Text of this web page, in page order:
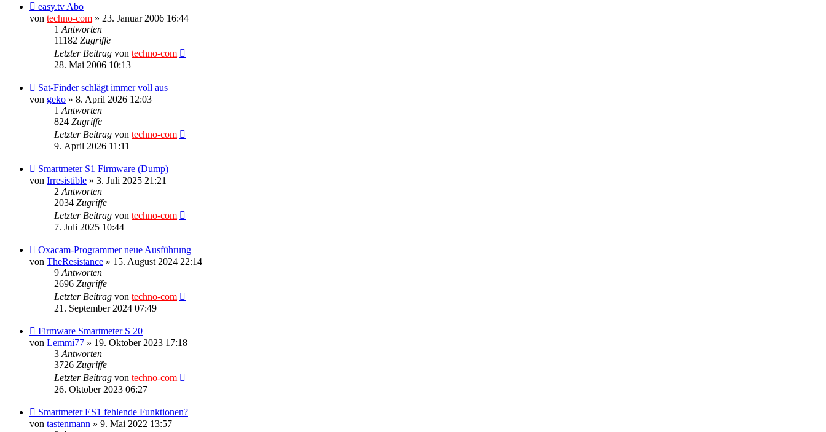
easy.tv Abo
von techno-com » 23. Januar 2006 16:44
1 Antworten
11182 Zugriffe
Letzter Beitrag von techno-com
28. Mai 2006 10:13
Sat-Finder schlägt immer voll aus
von geko » 8. April 2026 12:03
1 Antworten
824 Zugriffe
Letzter Beitrag von techno-com
9. April 2026 11:11
Smartmeter S1 Firmware (Dump)
von Irresistible » 3. Juli 2025 21:21
2 Antworten
2034 Zugriffe
Letzter Beitrag von techno-com
7. Juli 2025 10:44
Oxacam-Programmer neue Ausführung
von TheResistance » 15. August 2024 22:14
9 Antworten
2696 Zugriffe
Letzter Beitrag von techno-com
21. September 2024 07:49
Firmware Smartmeter S 20
von Lemmi77 » 19. Oktober 2023 17:18
3 Antworten
3726 Zugriffe
Letzter Beitrag von techno-com
26. Oktober 2023 06:27
Smartmeter ES1 fehlende Funktionen?
von tastenmann » 9. Mai 2022 13:57